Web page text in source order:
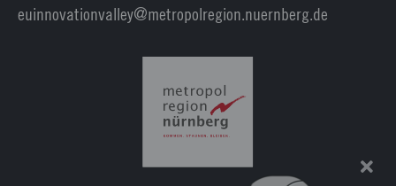
euinnovationvalley@metropolregion.nuernberg.de